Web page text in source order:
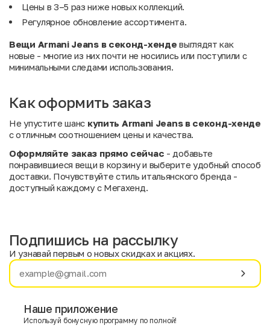
Цены в 3–5 раз ниже новых коллекций.
Регулярное обновление ассортимента.
Вещи Armani Jeans в секонд-хендевыглядят как
новые - многие из них почти не носились или поступили с
минимальными следами использования.
Как оформить заказ
Не упустите шанс купить Armani Jeans в секонд-хенде
с отличным соотношением цены и качества.
Оформляйте заказ прямо сейчас - добавьте
понравившиеся вещи в корзину и выберите удобный способ
доставки. Почувствуйте стиль итальянского бренда -
доступный каждому с Мегахенд.
Имя
E-mail
Подпишись на рассылку
И узнавай первым о новых скидках и акциях.
Наше приложение
Используй бонусную программу по полной!